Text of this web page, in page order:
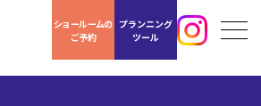
ショールームの
ご予約
プランニング
ツール